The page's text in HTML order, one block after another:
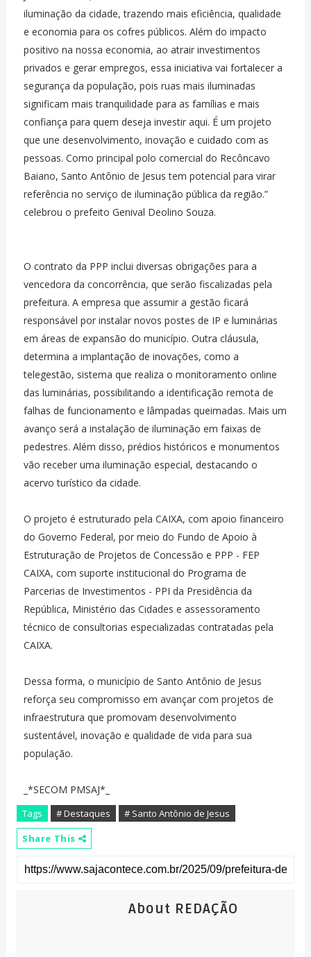
iluminação da cidade, trazendo mais eficiência, qualidade
e economia para os cofres públicos. Além do impacto
positivo na nossa economia, ao atrair investimentos
privados e gerar empregos, essa iniciativa vai fortalecer a
segurança da população, pois ruas mais iluminadas
significam mais tranquilidade para as famílias e mais
confiança para quem deseja investir aqui. É um projeto
que une desenvolvimento, inovação e cuidado com as
pessoas. Como principal polo comercial do Recôncavo
Baiano, Santo Antônio de Jesus tem potencial para virar
referência no serviço de iluminação pública da região.”
celebrou o prefeito Genival Deolino Souza.
O contrato da PPP inclui diversas obrigações para a
vencedora da concorrência, que serão fiscalizadas pela
prefeitura. A empresa que assumir a gestão ficará
responsável por instalar novos postes de IP e luminárias
em áreas de expansão do município. Outra cláusula,
determina a implantação de inovações, como a
telegestão, sistema que realiza o monitoramento online
das luminárias, possibilitando a identificação remota de
falhas de funcionamento e lâmpadas queimadas. Mais um
avanço será a instalação de iluminação em faixas de
pedestres. Além disso, prédios históricos e monumentos
vão receber uma iluminação especial, destacando o
acervo turístico da cidade.
O projeto é estruturado pela CAIXA, com apoio financeiro
do Governo Federal, por meio do Fundo de Apoio à
Estruturação de Projetos de Concessão e PPP - FEP
CAIXA, com suporte institucional do Programa de
Parcerias de Investimentos - PPI da Presidência da
República, Ministério das Cidades e assessoramento
técnico de consultorias especializadas contratadas pela
CAIXA.
Dessa forma, o município de Santo Antônio de Jesus
reforça seu compromisso em avançar com projetos de
infraestrutura que promovam desenvolvimento
sustentável, inovação e qualidade de vida para sua
população.
_*SECOM PMSAJ*_
Tags # Destaques
# Santo Antônio de Jesus
Share This
About REDAÇÃO